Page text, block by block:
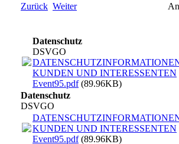
Zurück Weiter
Datenschutz
DSVGO
KUNDEN UND INTERESSENTEN
Event95.pdf(89.96KB)
Datenschutz
DSVGO
KUNDEN UND INTERESSENTEN
Event95.pdf(89.96KB)